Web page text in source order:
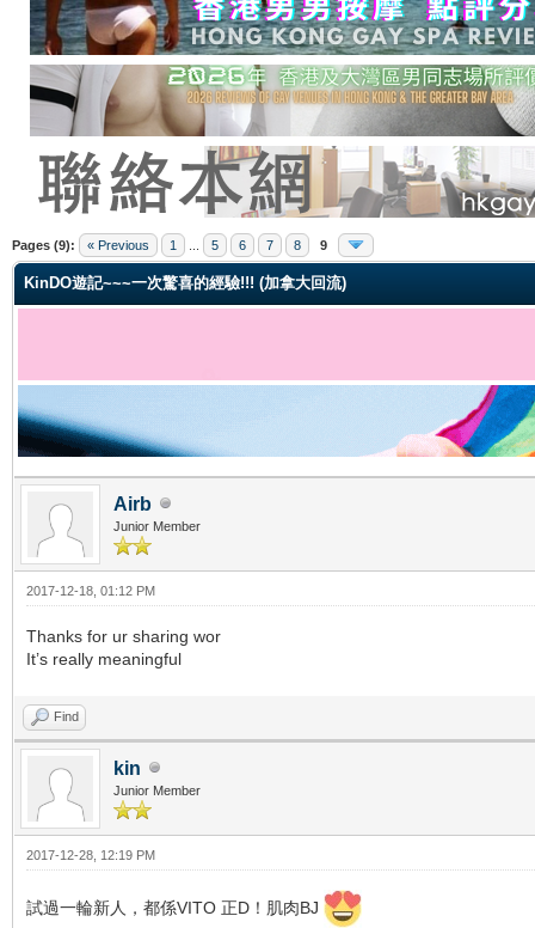
Pages (9): « Previous 1 5 6 7 8 9
KinDO遊記~~~一次驚喜的經驗!!! (加拿大回流)
Airb
Junior Member
2017-12-18, 01:12 PM
Thanks for ur sharing wor
It’s really meaningful
Find
kin
Junior Member
2017-12-28, 12:19 PM
試過一輪新人，都係VITO 正D！肌肉BJ